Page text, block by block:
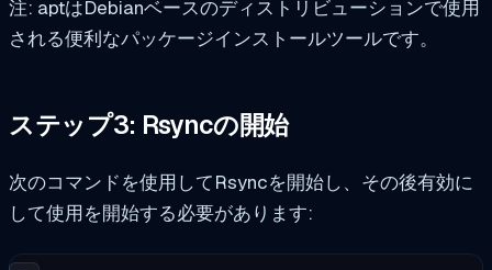
注: aptはDebianベースのディストリビューションで使用
される便利なパッケージインストールツールです。
ステップ3: Rsyncの開始
次のコマンドを使用してRsyncを開始し、その後有効に
して使用を開始する必要があります: